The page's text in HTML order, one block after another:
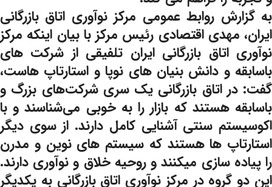
به گزارش روابط عمومی مرکز نوآوری اتاق بازرگانی
ایران، مهدی اقتصادی رئیس مرکز با بیان اینکه مرکز
نوآوری اتاق بازرگانی ایران تلفیقی از شرکت های
باسابقه و دانش بنیان های نوپا و استارتاپ هاست،
گفت: در اتاق بازرگانی یک سری شرکت‌های بزرگ و
باسابقه هستند که بازار را به خوبی می‌شناسند و با
اکوسیستم سنتی آشنایی کامل دارند. از سوی دیگر
استارتاپ ها هستند که سیستم های نوین و مدرن
را پیاده سازی میکنند و روحیه خلاق و نوآوری دارند.
این دو گروه در مرکز نوآوری اتاق بازرگانی به یکدیگر